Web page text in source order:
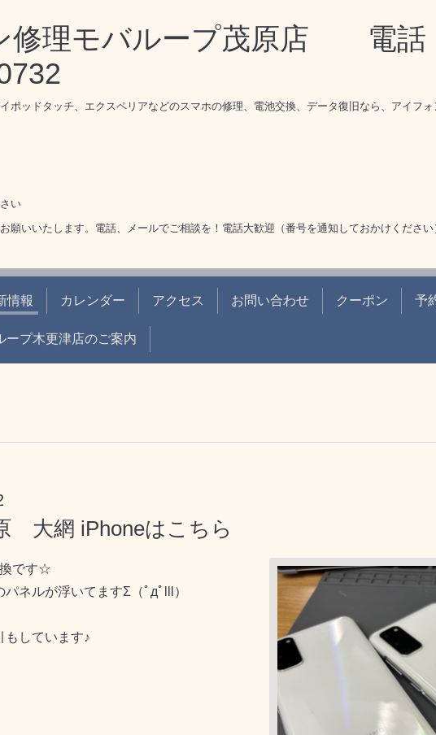
修理モバループ茂原店 電
ポッドタッチ、エクスペリアなどのスマホの修理、電池交換、データ復旧なら、アイフ
い
願いいたします。電話、メールでご相談を！電話大歓迎（番号を通知しておかけください
情報 カレンダー アクセス お問い合わせ クーポン 予
ープ木更津店のご案内
大網 iPhoneはこちら
です☆
ネルが浮いてますΣ（ﾟдﾟlll）
もしています♪